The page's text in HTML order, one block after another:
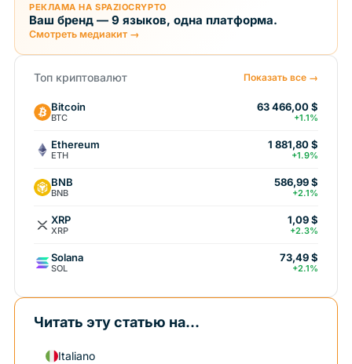
РЕКЛАМА НА SPAZIOCRYPTO
Ваш бренд — 9 языков, одна платформа.
Смотреть медиакит →
Топ криптовалют Показать все →
Bitcoin
BTC
63 466,00 $
+1.1%
Ethereum
ETH
1 881,80 $
+1.9%
BNB
BNB
586,99 $
+2.1%
XRP
XRP
1,09 $
+2.3%
Solana
SOL
73,49 $
+2.1%
Читать эту статью на...
Italiano